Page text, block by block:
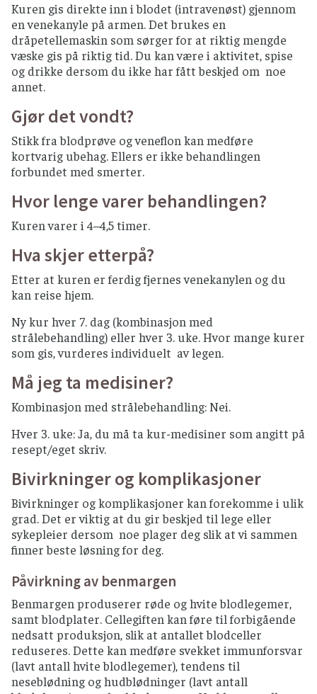
Kuren gis direkte inn i blodet (intravenøst) gjennom
en venekanyle på armen. Det brukes en
dråpetellemaskin som sørger for at riktig mengde
væske gis på riktig tid. Du kan være i aktivitet, spise
og drikke dersom du ikke har fått beskjed om noe
annet.
Gjør det vondt?
Stikk fra blodprøve og veneflon kan medføre
kortvarig ubehag. Ellers er ikke behandlingen
forbundet med smerter.
Hvor lenge varer behandlingen?
Kuren varer i 4–4,5 timer.
Hva skjer etterpå?
Etter at kuren er ferdig fjernes venekanylen og du
kan reise hjem.
Ny kur hver 7. dag (kombinasjon med
strålebehandling) eller hver 3. uke. Hvor mange kurer
som gis, vurderes individuelt av legen.
Må jeg ta medisiner?
Kombinasjon med strålebehandling: Nei.
Hver 3. uke: Ja, du må ta kur-medisiner som angitt på
resept/eget skriv.
Bivirkninger og komplikasjoner
Bivirkninger og komplikasjoner kan forekomme i ulik
grad. Det er viktig at du gir beskjed til lege eller
sykepleier dersom noe plager deg slik at vi sammen
finner beste løsning for deg.
Påvirkning av benmargen
Benmargen produserer røde og hvite blodlegemer,
samt blodplater. Cellegiften kan føre til forbigående
nedsatt produksjon, slik at antallet blodceller
reduseres. Dette kan medføre svekket immunforsvar
(lavt antall hvite blodlegemer), tendens til
neseblødning og hudblødninger (lavt antall